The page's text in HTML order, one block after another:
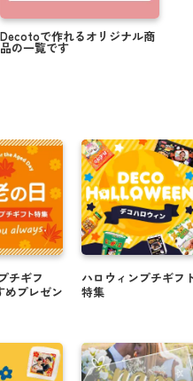
ャンペーン実施中！
日にオススメの商品★
別にオススメオリジナ
インにまだ間に合う商
インを楽しもうっ♪
ラベルのお菓子・お酒
Decotoで作れるオリジナル商
品の一覧です
チギフ
めプレゼン
ハロウィンプチギフ
特集